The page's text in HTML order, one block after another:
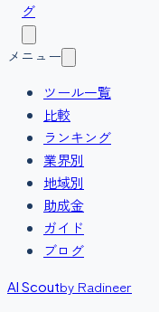
グ
メニュー
ツール一覧
比較
ランキング
業界別
地域別
助成金
ガイド
ブログ
AI Scoutby Radineer